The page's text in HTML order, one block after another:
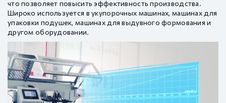
что позволяет повысить эффективность производства.
Широко используется в укупорочных машинах, машинах для
упаковки подушек, машинах для выдувного формования и
другом оборудовании.